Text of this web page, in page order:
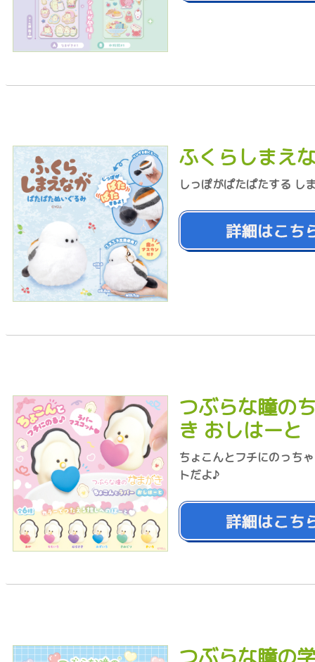
ふくらしまえ
しっぽがぱたぱたする し
つぶらな瞳の
き おしはーと
ちょこんとフチにのっち
トだよ♪
つぶらな瞳の